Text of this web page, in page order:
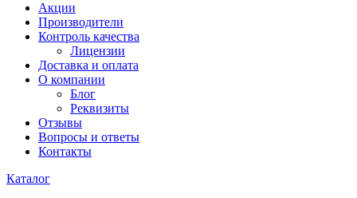
Акции
Производители
Контроль качества
Лицензии
Доставка и оплата
О компании
Блог
Реквизиты
Отзывы
Вопросы и ответы
Контакты
Каталог